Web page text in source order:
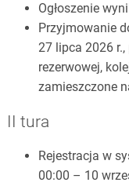
Ogłoszenie
Przyjmowanie
27 lipca 2026
rezerwowej,
zamieszczone
II tura
Rejestracja w
00:00 – 10